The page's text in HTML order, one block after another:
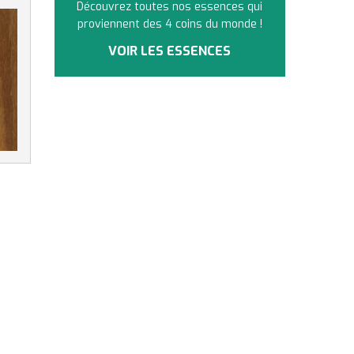
Découvrez toutes nos essences qui
proviennent des 4 coins du monde !
VOIR LES ESSENCES